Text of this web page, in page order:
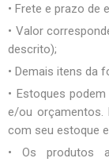
• Frete e prazo de
• Valor
descrito);
• Demais itens da
• Estoques
e/ou orçamentos.
com seu estoque
• Os produtos